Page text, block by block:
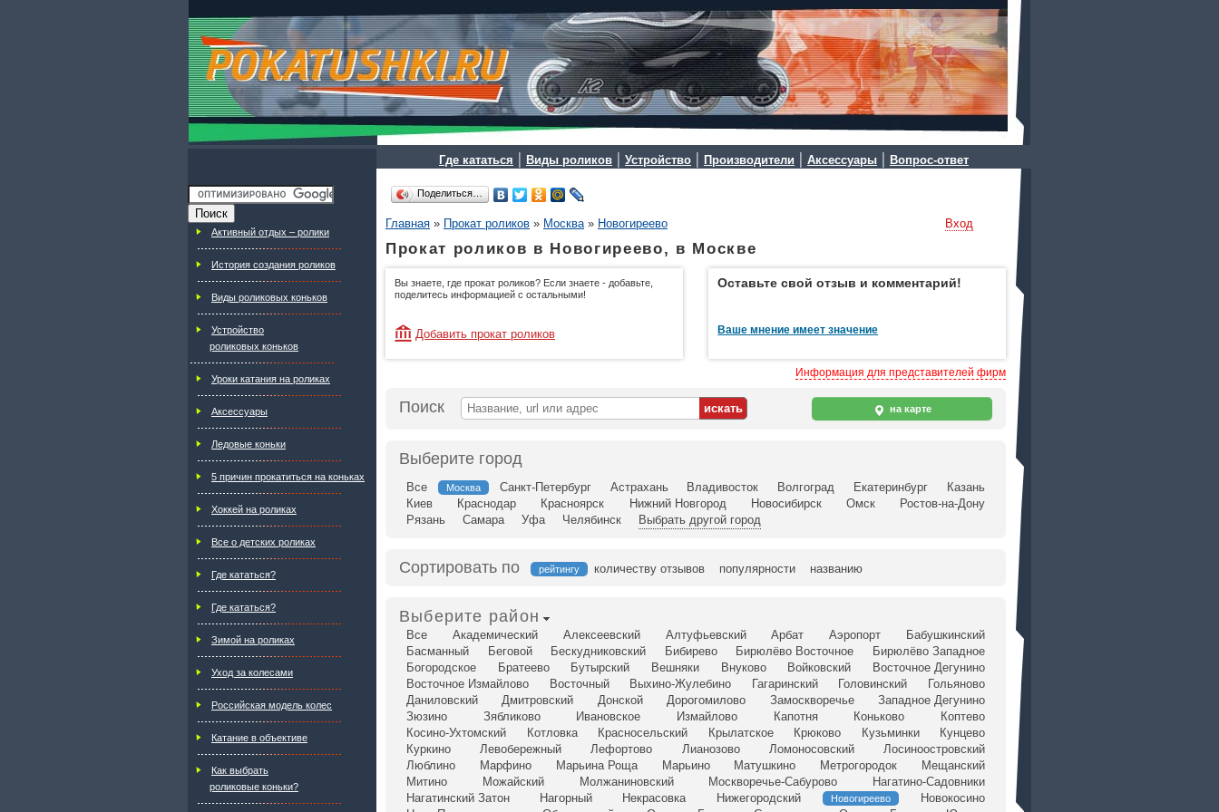
Где кататься | Виды роликов | Устройство | Производители | Аксессуары | Вопрос-ответ
Активный отдых – ролики
История создания роликов
Виды роликовых коньков
Устройство
роликовых коньков
Уроки катания на роликах
Аксессуары
Ледовые коньки
5 причин прокатиться на коньках
Хоккей на роликах
Все о детских роликах
Где кататься?
Где кататься?
Зимой на роликах
Уход за колесами
Российская модель колес
Катание в объективе
Как выбрать
роликовые коньки?
Поделиться…
Главная » Прокат роликов » Москва» Новогиреево Вход
Прокат роликов в Новогиреево, в Москве
Вы знаете, где прокат роликов? Если знаете - добавьте,
поделитесь информацией с остальными!
Добавить прокат роликов
Оставьте свой отзыв и комментарий!
Ваше мнение имеет значение
Информация для представителей фирм
Поиск на карте
Выберите город
Все Москва Санкт-Петербург Астрахань Владивосток Волгоград Екатеринбург
Казань
Киев
Краснодар Красноярск Нижний Новгород Новосибирск Омск
Ростов-на-Дону
Рязань
Самара Уфа Челябинск Выбрать другой город
Сортировать по рейтингу количеству отзывов популярности названию
Выберите район
Все Академический Алексеевский Алтуфьевский Арбат Аэропорт
Бабушкинский
Басманный
Беговой Бескудниковский Бибирево Бирюлёво Восточное
Бирюлёво Западное
Богородское
Братеево Бутырский Вешняки Внуково Войковский
Восточное Дегунино
Восточное Измайлово
Восточный Выхино-Жулебино Гагаринский Головинский
Гольяново
Даниловский
Дмитровский Донской Дорогомилово Замоскворечье
Западное Дегунино
Зюзино
Зябликово Ивановское Измайлово Капотня Коньково
Коптево
Косино-Ухтомский
Котловка Красносельский Крылатское Крюково Кузьминки
Кунцево
Куркино
Левобережный Лефортово Лианозово Ломоносовский
Лосиноостровский
Люблино
Марфино Марьина Роща Марьино Матушкино Метрогородок
Мещанский
Митино
Можайский Молжаниновский Москворечье-Сабурово
Нагатино-Садовники
Нагатинский Затон
Нагорный Некрасовка Нижегородский Новогиреево
Новокосино